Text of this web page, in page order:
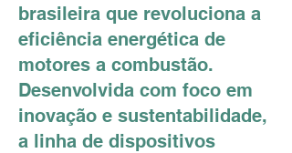
brasileira que revoluciona a
eficiência energética de
motores a combustão.
Desenvolvida com foco em
inovação e sustentabilidade,
a linha de dispositivos